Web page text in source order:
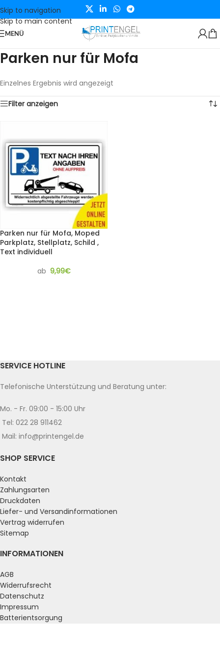
Skip to navigation
Skip to main content
MENÜ
Parken nur für Mofa
Einzelnes Ergebnis wird angezeigt
Filter anzeigen
Parken nur für Mofa, Moped
Parkplatz, Stellplatz, Schild ,
Text individuell
ab 9,99€
SERVICE HOTLINE
Telefonische Unterstützung und Beratung unter:
Mo. - Fr. 09:00 - 15:00 Uhr
Tel: 022 28 911462
Mail: info@printengel.de
SHOP SERVICE
Kontakt
Zahlungsarten
Druckdaten
Liefer- und Versandinformationen
Vertrag widerrufen
Sitemap
INFORMATIONEN
AGB
Widerrufsrecht
Datenschutz
Impressum
Batterientsorgung